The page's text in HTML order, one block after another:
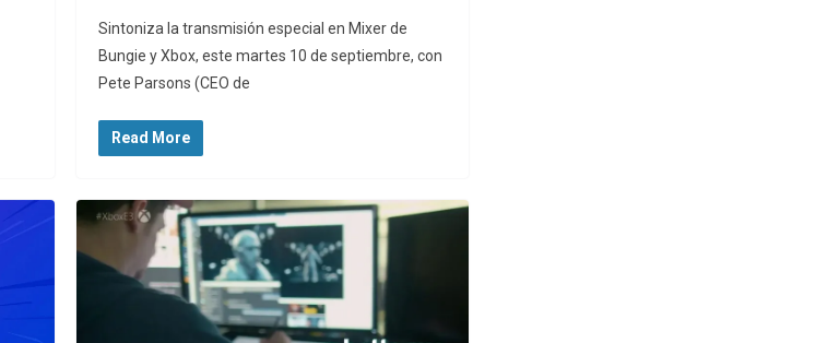
Sintoniza la transmisión especial en Mixer de
Bungie y Xbox, este martes 10 de septiembre, con
Pete Parsons (CEO de
Read More